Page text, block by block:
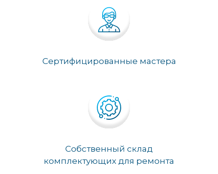
Сертифицированные мастера
Собственный склад
комплектующих для ремонта